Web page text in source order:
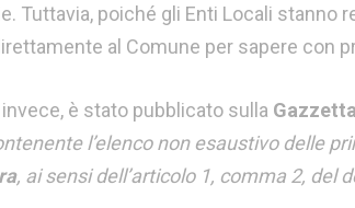
Tuttavia, poiché gli Enti Locali
al Comune per sapere con
invece, è stato pubblicato sulla
l’elenco non esaustivo delle
, ai sensi dell’articolo 1, comma 2, del